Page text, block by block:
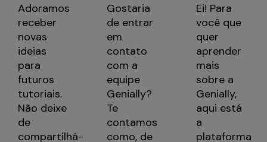
Adoramos
receber
novas
ideias
para
futuros
tutoriais.
Não deixe
de
compartilhá-
Gostaria
de entrar
em
contato
com a
equipe
Genially?
Te
contamos
como, de
Ei! Para
você que
quer
aprender
mais
sobre a
Genially,
aqui está
a
plataforma